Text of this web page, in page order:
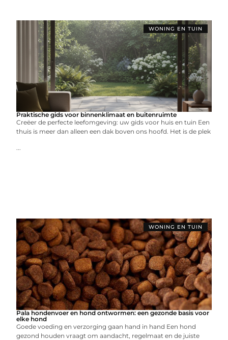
WONING EN TUIN
Praktische gids voor binnenklimaat en buitenruimte
Creëer de perfecte leefomgeving: uw gids voor huis en tuin Een
thuis is meer dan alleen een dak boven ons hoofd. Het is de plek
...
WONING EN TUIN
Pala hondenvoer en hond ontwormen: een gezonde basis voor
elke hond
Goede voeding en verzorging gaan hand in hand Een hond
gezond houden vraagt om aandacht, regelmaat en de juiste